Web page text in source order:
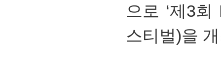
으로 ‘제3
스티벌)을